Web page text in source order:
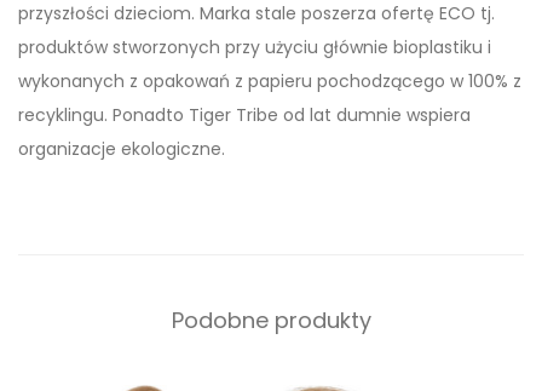
przyszłości dzieciom. Marka stale poszerza ofertę ECO tj.
produktów stworzonych przy użyciu głównie bioplastiku i
wykonanych z opakowań z papieru pochodzącego w 100% z
recyklingu. Ponadto Tiger Tribe od lat dumnie wspiera
organizacje ekologiczne.
Podobne produkty